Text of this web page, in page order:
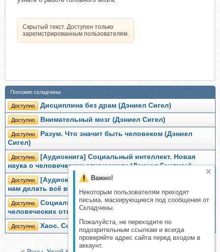
Важно!
Некоторым пользователям приходят
письма, маскирующиеся под сообщения от
Складчины.
Пожалуйста, не переходите по
подозрительным ссылкам и всегда
проверяйте адрес сайта перед входом в
аккаунт.
Скрытый текст. Доступен только
зарегистрированным пользователям.
Похожие складчины
Доступно Дисциплина без драм (Дэниел Сигел)
Доступно Внимательный мозг (Дэниел Сигел)
Доступно
Разум. Что значит быть человеком (Дэниел
Сигел)
Доступно
[Аудиокнига] Социальный интеллект. Новая
наука о человеческих отношениях (Дэниел Гоулман)
Доступно
[Аудиокнига] Таймхакинг. Как наука помогает
нам делать всё вовремя (Дэниел Пинк)
Доступно
Социальный интеллект. Новая наука о
человеческих отношениях (Дэниел Гоулман)
Доступно Хаос. Создание новой науки (Джеймс Глик)